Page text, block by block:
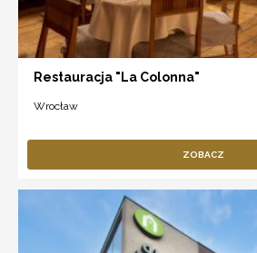
Restauracja "La Colonna"
Wrocław
ZOBACZ